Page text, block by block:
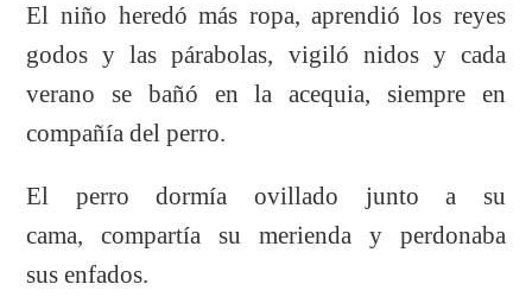
El niño heredó más ropa, aprendió los reyes
godos y las párabolas, vigiló nidos y cada
verano se bañó en la acequia, siempre en
compañía del perro.
El perro dormía ovillado junto a su
cama, compartía su merienda y perdonaba
sus enfados.